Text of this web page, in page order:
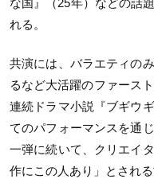
れる。
共演には、バラエティの
るなど大活躍のファース
連続ドラマ小説『ブギウ
てのパフォーマンスを通
一弾に続いて、クリエイ
作にこの人あり」とされる